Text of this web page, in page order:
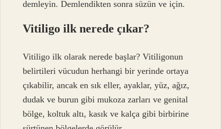
demleyin. Demlendikten sonra süzün ve için.
Vitiligo ilk nerede çıkar?
Vitiligo ilk olarak nerede başlar? Vitiligonun
belirtileri vücudun herhangi bir yerinde ortaya
çıkabilir, ancak en sık eller, ayaklar, yüz, ağız,
dudak ve burun gibi mukoza zarları ve genital
bölge, koltuk altı, kasık ve kalça gibi birbirine